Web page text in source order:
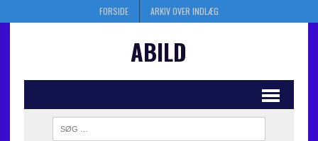
FORSIDE ARKIV OVER INDLÆG
ABILD